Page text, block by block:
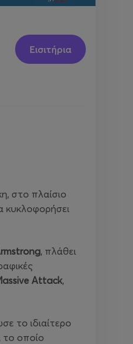
Εισιτήρια
στο πλαίσιο
κυκλοφορήσει
, πλάθει
Attack,
το ιδιαίτερο
το οποίο